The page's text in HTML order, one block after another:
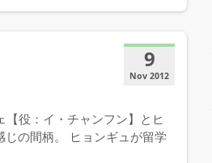
9
Nov 2012
役：イ・チャンフン】とヒ
じの間柄。 ヒョンギュが留学